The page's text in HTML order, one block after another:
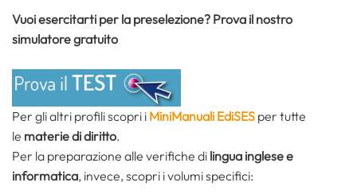
Vuoi esercitarti per la preselezione? Prova il nostro
simulatore gratuito
Per gli altri profili scopri i MiniManuali EdiSES per tutte
le materie di diritto.
Per la preparazione alle verifiche di lingua inglese e
informatica, invece, scopri i volumi specifici: